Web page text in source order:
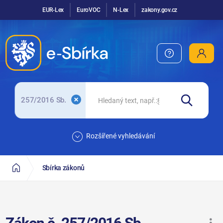
EUR-Lex EuroVOC N-Lex zakony.gov.cz
257/2016 Sb.
Rozšířené vyhledávání
Sbírka zákonů